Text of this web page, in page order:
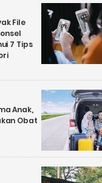
File
7 Tips
Anak,
Obat